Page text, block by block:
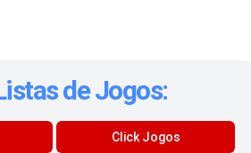
de Jogos:
Click Jogos